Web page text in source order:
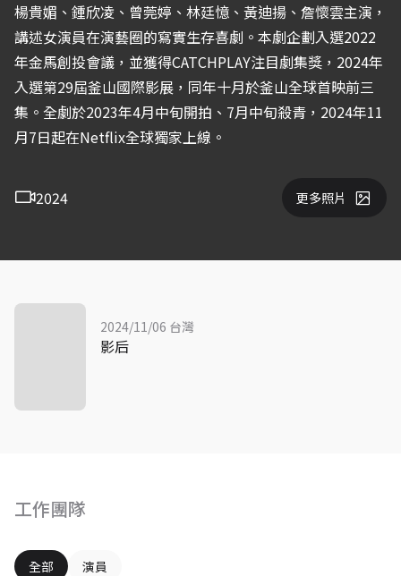
楊貴媚、鍾欣凌、曾莞婷、林廷憶、黃迪揚、詹懷雲主演，
講述女演員在演藝圈的寫實生存喜劇。本劇企劃入選2022
年金馬創投會議，並獲得CATCHPLAY注目劇集獎，2024年
入選第29屆釜山國際影展，同年十月於釜山全球首映前三
集。全劇於2023年4月中旬開拍、7月中旬殺青，2024年11
月7日起在Netflix全球獨家上線。
2024 更多照片
工作團隊
全部 演員
2024/11/06 台灣
影后